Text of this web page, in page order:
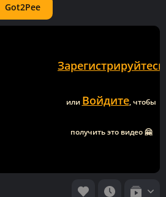
Got2Pee
Зарегистрируйтесь
или Войдите, чтобы
получить это видео 🤗